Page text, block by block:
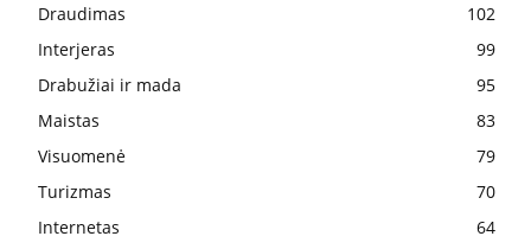
Draudimas
102
Interjeras
99
Drabužiai ir mada
95
Maistas
83
Visuomenė
79
Turizmas
70
Internetas
64